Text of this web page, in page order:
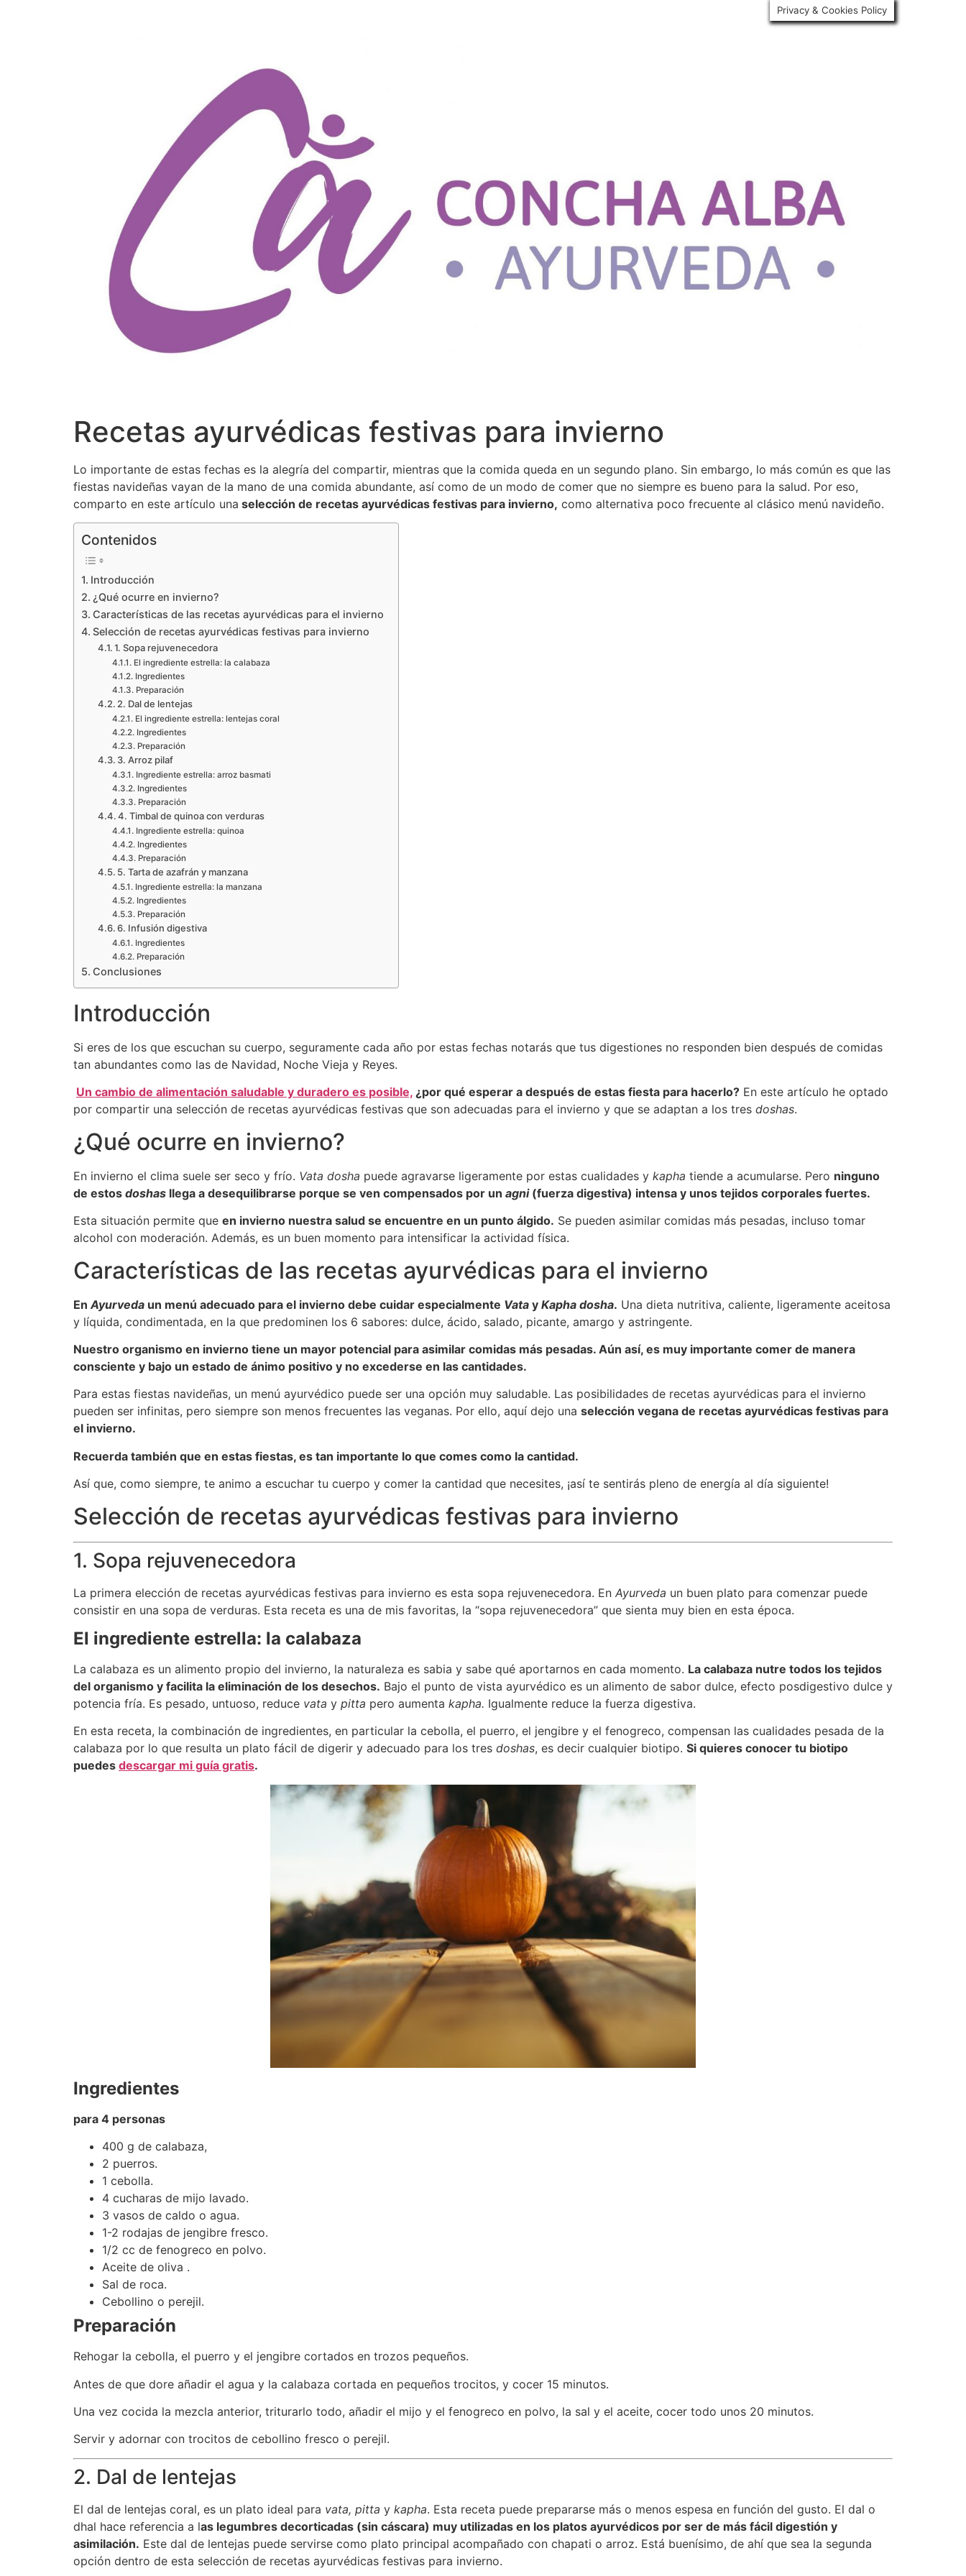
Recetas ayurvédicas festivas para invierno
Lo importante de estas fechas es la alegría del compartir, mientras que la comida queda en un segundo plano. Sin embargo, lo más común es que las
fiestas navideñas vayan de la mano de una comida abundante, así como de un modo de comer que no siempre es bueno para la salud. Por eso,
comparto en este artículo una selección de recetas ayurvédicas festivas para invierno, como alternativa poco frecuente al clásico menú navideño.
Contenidos
Introducción
¿Qué ocurre en invierno?
Características de las recetas ayurvédicas para el invierno
Selección de recetas ayurvédicas festivas para invierno
1. Sopa rejuvenecedora
El ingrediente estrella: la calabaza
Ingredientes
Preparación
2. Dal de lentejas
El ingrediente estrella: lentejas coral
Ingredientes
Preparación
3. Arroz pilaf
Ingrediente estrella: arroz basmati
Ingredientes
Preparación
4. Timbal de quinoa con verduras
Ingrediente estrella: quinoa
Ingredientes
Preparación
5. Tarta de azafrán y manzana
Ingrediente estrella: la manzana
Ingredientes
Preparación
6. Infusión digestiva
Ingredientes
Preparación
Conclusiones
Introducción
Si eres de los que escuchan su cuerpo, seguramente cada año por estas fechas notarás que tus digestiones no responden bien después de comidas
tan abundantes como las de Navidad, Noche Vieja y Reyes.
Un cambio de alimentación saludable y duradero es posible, ¿por qué esperar a después de estas fiesta para hacerlo? En este artículo he optado
por compartir una selección de recetas ayurvédicas festivas que son adecuadas para el invierno y que se adaptan a los tres doshas.
¿Qué ocurre en invierno?
En invierno el clima suele ser seco y frío. Vata dosha puede agravarse ligeramente por estas cualidades y kapha tiende a acumularse. Pero ninguno
de estos doshas llega a desequilibrarse porque se ven compensados por un agni(fuerza digestiva) intensa y unos tejidos corporales fuertes.
Esta situación permite que en invierno nuestra salud se encuentre en un punto álgido. Se pueden asimilar comidas más pesadas, incluso tomar
alcohol con moderación. Además, es un buen momento para intensificar la actividad física.
Características de las recetas ayurvédicas para el invierno
En Ayurveda un menú adecuado para el invierno debe cuidar especialmente Vata y Kapha dosha. Una dieta nutritiva, caliente, ligeramente aceitosa
y líquida, condimentada, en la que predominen los 6 sabores: dulce, ácido, salado, picante, amargo y astringente.
Nuestro organismo en invierno tiene un mayor potencial para asimilar comidas más pesadas. Aún así, es muy importante comer de manera
consciente y bajo un estado de ánimo positivo y no excederse en las cantidades.
Para estas fiestas navideñas, un menú ayurvédico puede ser una opción muy saludable. Las posibilidades de recetas ayurvédicas para el invierno
pueden ser infinitas, pero siempre son menos frecuentes las veganas. Por ello, aquí dejo una selección vegana de recetas ayurvédicas festivas para
el invierno.
Recuerda también que en estas fiestas, es tan importante lo que comes como la cantidad.
Así que, como siempre, te animo a escuchar tu cuerpo y comer la cantidad que necesites, ¡así te sentirás pleno de energía al día siguiente!
Selección de recetas ayurvédicas festivas para invierno
1. Sopa rejuvenecedora
La primera elección de recetas ayurvédicas festivas para invierno es esta sopa rejuvenecedora. En Ayurveda un buen plato para comenzar puede
consistir en una sopa de verduras. Esta receta es una de mis favoritas, la “sopa rejuvenecedora” que sienta muy bien en esta época.
El ingrediente estrella: la calabaza
La calabaza es un alimento propio del invierno, la naturaleza es sabia y sabe qué aportarnos en cada momento. La calabaza nutre todos los tejidos
del organismo y facilita la eliminación de los desechos. Bajo el punto de vista ayurvédico es un alimento de sabor dulce, efecto posdigestivo dulce y
potencia fría. Es pesado, untuoso, reduce vata y pitta pero aumenta kapha. Igualmente reduce la fuerza digestiva.
En esta receta, la combinación de ingredientes, en particular la cebolla, el puerro, el jengibre y el fenogreco, compensan las cualidades pesada de la
calabaza por lo que resulta un plato fácil de digerir y adecuado para los tres doshas, es decir cualquier biotipo. Si quieres conocer tu biotipo
puedes descargar mi guía gratis.
Ingredientes
para 4 personas
400 g de calabaza,
2 puerros.
1 cebolla.
4 cucharas de mijo lavado.
3 vasos de caldo o agua.
1-2 rodajas de jengibre fresco.
1/2 cc de fenogreco en polvo.
Aceite de oliva .
Sal de roca.
Cebollino o perejil.
Preparación
Rehogar la cebolla, el puerro y el jengibre cortados en trozos pequeños.
Antes de que dore añadir el agua y la calabaza cortada en pequeños trocitos, y cocer 15 minutos.
Una vez cocida la mezcla anterior, triturarlo todo, añadir el mijo y el fenogreco en polvo, la sal y el aceite, cocer todo unos 20 minutos.
Servir y adornar con trocitos de cebollino fresco o perejil.
2. Dal de lentejas
El dal de lentejas coral, es un plato ideal para vata, pitta y kapha. Esta receta puede prepararse más o menos espesa en función del gusto. El dal o
dhal hace referencia a las legumbres decorticadas (sin cáscara) muy utilizadas en los platos ayurvédicos por ser de más fácil digestión y
asimilación. Este dal de lentejas puede servirse como plato principal acompañado con chapati o arroz. Está buenísimo, de ahí que sea la segunda
opción dentro de esta selección de recetas ayurvédicas festivas para invierno.
Privacy & Cookies Policy